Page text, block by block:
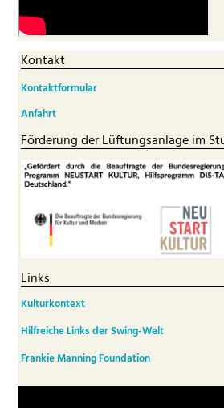
Kontakt
Kontaktformular
Anfahrt
Förderung der Lüftungsanlage im
Links
Kulturkontext
Hilfreiche Links der Swing-Welt
Frankie Manning Foundation